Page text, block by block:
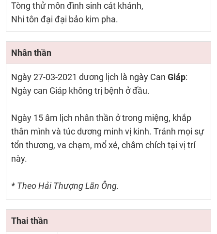
Tòng thử môn đình sinh cát khánh,
Nhi tôn đại đại bảo kim pha.
Nhân thần
Ngày 27-03-2021 dương lịch là ngày Can Giáp:
Ngày can Giáp không trị bệnh ở đầu.
Ngày 15 âm lịch nhân thần ở trong miệng, khắp
thân mình và túc dương minh vị kinh. Tránh mọi sự
tổn thương, va chạm, mổ xẻ, châm chích tại vị trí
này.
* Theo Hải Thượng Lãn Ông.
Thai thần